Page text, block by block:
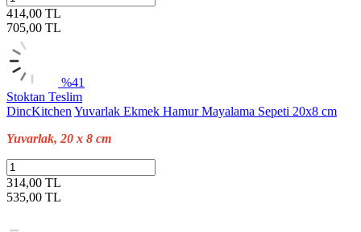
414,00 TL
705,00 TL
%41
Stoktan Teslim
DincKitchen Yuvarlak Ekmek Hamur Mayalama Sepeti 20x8 cm
Yuvarlak, 20 x 8 cm
314,00 TL
535,00 TL